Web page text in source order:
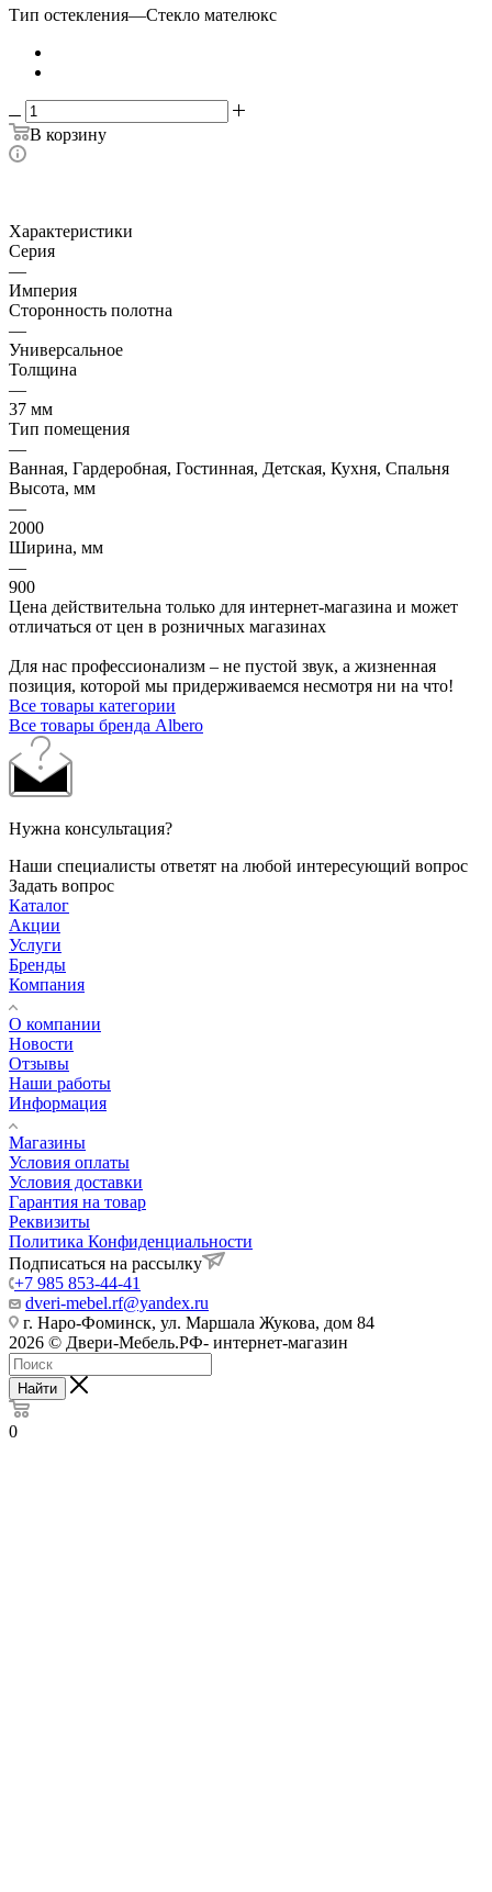
Тип остекления—Стекло мателюкс
В корзину
Характеристики
Серия
—
Империя
Сторонность полотна
—
Универсальное
Толщина
—
37 мм
Тип помещения
—
Ванная, Гардеробная, Гостинная, Детская, Кухня, Спальня
Высота, мм
—
2000
Ширина, мм
—
900
Цена действительна только для интернет-магазина и может
отличаться от цен в розничных магазинах
Для нас профессионализм – не пустой звук, а жизненная
позиция, которой мы придерживаемся несмотря ни на что!
Все товары категории
Все товары бренда Albero
Нужна консультация?
Наши специалисты ответят на любой интересующий вопрос
Задать вопрос
Каталог
Акции
Услуги
Бренды
Компания
О компании
Новости
Отзывы
Наши работы
Информация
Магазины
Условия оплаты
Условия доставки
Гарантия на товар
Реквизиты
Политика Конфиденциальности
Подписаться на рассылку
+7 985 853-44-41
dveri-mebel.rf@yandex.ru
г. Наро-Фоминск, ул. Маршала Жукова, дом 84
2026 © Двери-Мебель.РФ- интернет-магазин
Найти
0